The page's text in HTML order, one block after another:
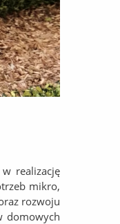
realizację
mikro,
rozwoju
domowych